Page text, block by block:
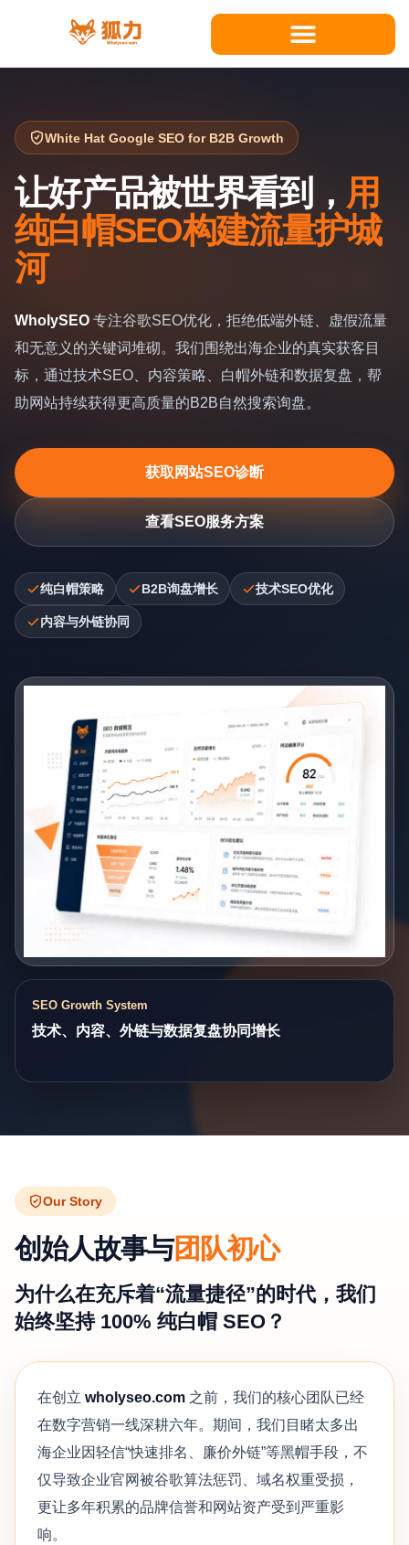
White Hat Google SEO for B2B Growth
让好产品被世界看到， 用
纯白帽SEO构建流量护城
河
WholySEO 专注谷歌SEO优化，拒绝低端外链、虚假流量
和无意义的关键词堆砌。我们围绕出海企业的真实获客目
标，通过技术SEO、内容策略、白帽外链和数据复盘，帮
助网站持续获得更高质量的B2B自然搜索询盘。
获取网站SEO诊断
查看SEO服务方案
纯白帽策略 B2B询盘增长 技术SEO优化
内容与外链协同
SEO Growth System
技术、内容、外链与数据复盘协同增长
Our Story
创始人故事与团队初心
为什么在充斥着“流量捷径”的时代，我们
始终坚持 100% 纯白帽 SEO？
在创立 wholyseo.com 之前，我们的核心团队已经
在数字营销一线深耕六年。期间，我们目睹太多出
海企业因轻信“快速排名、廉价外链”等黑帽手段，不
仅导致企业官网被谷歌算法惩罚、域名权重受损，
更让多年积累的品牌信誉和网站资产受到严重影
响。